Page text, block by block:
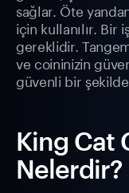
sağlar. Öte
için kullanılır. Bir
gereklidir.
ve coininizin
güvenli bir
King Cat
Nelerdir?